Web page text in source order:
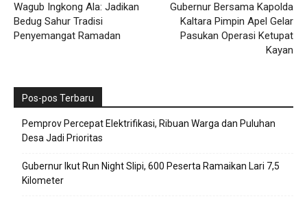
Wagub Ingkong Ala: Jadikan
Bedug Sahur Tradisi
Penyemangat Ramadan
Gubernur Bersama Kapolda
Kaltara Pimpin Apel Gelar
Pasukan Operasi Ketupat
Kayan
Pos-pos Terbaru
Pemprov Percepat Elektrifikasi, Ribuan Warga dan Puluhan
Desa Jadi Prioritas
Gubernur Ikut Run Night Slipi, 600 Peserta Ramaikan Lari 7,5
Kilometer